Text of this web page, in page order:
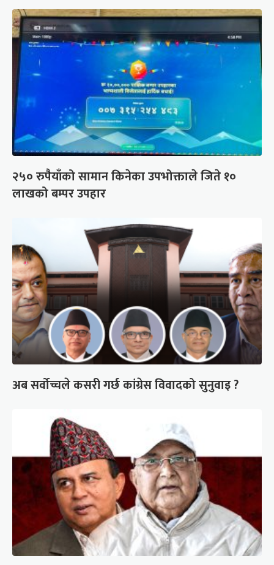
२५० रुपैयाँको सामान किनेका उपभोक्ताले जिते १०
लाखको बम्पर उपहार
अब सर्वोच्चले कसरी गर्छ कांग्रेस विवादको सुनुवाइ ?